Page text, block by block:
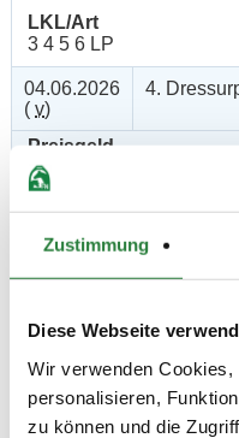
Zustimmung
Diese Webseite
Wir verwenden
personalisieren,
zu können und die
LKL/Art
3 4 5 6 LP
04.06.2026
( v)
4.
Preisgeld
150,00 €
Preisgeld
LKL/Art
0 7 6 WB